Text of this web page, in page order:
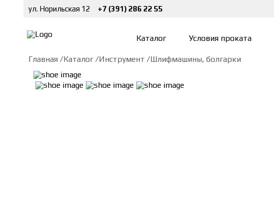
ул. Норильская 12 +7 (391) 286 22 55
Каталог Условия проката
Главная /Каталог /Инструмент /Шлифмашины, болгарки